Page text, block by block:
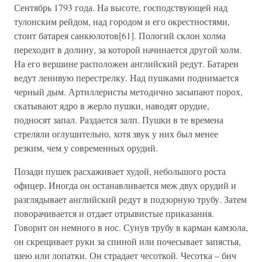
Сентябрь 1793 года. На высоте, господствующей над
тулонским рейдом, над городом и его окрестностями,
стоит батарея санкюлотов[61]. Пологий склон холма
переходит в долину, за которой начинается другой холм.
На его вершине расположен английский редут. Батареи
ведут ленивую перестрелку. Над пушками поднимается
черный дым. Артиллеристы методично засыпают порох,
скатывают ядро в жерло пушки, наводят орудие,
подносят запал. Раздается залп. Пушки в те времена
стреляли оглушительно, хотя звук у них был менее
резким, чем у современных орудий.
Позади пушек расхаживает худой, небольшого роста
офицер. Иногда он останавливается меж двух орудий и
разглядывает английский редут в подзорную трубу. Затем
поворачивается и отдает отрывистые приказания.
Говорит он немного в нос. Сунув трубу в карман камзола,
он скрещивает руки за спиной или почесывает запястья,
шею или лопатки. Он страдает чесоткой. Чесотка – бич